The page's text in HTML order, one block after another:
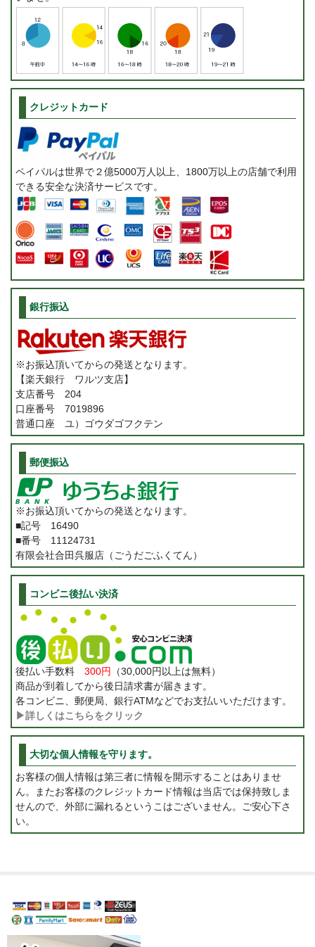
クレジットカード
ペイパルは世界で２億5000万人以上、1800万以上の店舗で利用
できる安全な決済サービスです。
銀行振込
※お振込頂いてからの発送となります。
【楽天銀行 ワルツ支店】
支店番号 204
口座番号 7019896
普通口座 ユ）ゴウダゴフクテン
郵便振込
※お振込頂いてからの発送となります。
■記号 16490
■番号 11124731
有限会社合田呉服店（ごうだごふくてん）
コンビニ後払い決済
後払い手数料 300円
（30,000円以上は無料）
商品が到着してから後日請求書が届きます。
各コンビニ、郵便局、銀行ATMなどでお支払いいただけます。
▶詳しくはこちらをクリック
大切な個人情報を守ります。
お客様の個人情報は第三者に情報を開示することはありませ
ん。またお客様のクレジットカード情報は当店では保持致しま
せんので、外部に漏れるというこはございません。ご安心下さ
い。